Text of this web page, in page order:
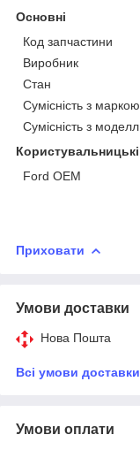
Основні
Код запчастини
Виробник
Стан
Сумісність з маркою
Сумісність з
Ford OEM
Приховати
Умови доставки
Нова Пошта
Всі умови доставки
Умови оплати